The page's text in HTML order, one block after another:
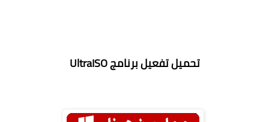
تحميل تفعيل برنامج UltraISO